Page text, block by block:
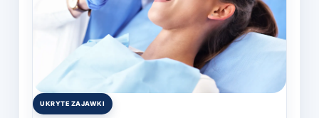
Posted
UKRYTE ZAJAWKI